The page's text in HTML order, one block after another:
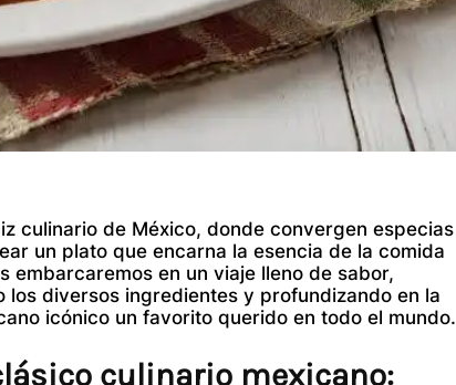
culinario de México, donde convergen especias
un plato que encarna la esencia de la comida
embarcaremos en un viaje lleno de sabor,
diversos ingredientes y profundizando en la
icónico un favorito querido en todo el mundo.
culinario mexicano: